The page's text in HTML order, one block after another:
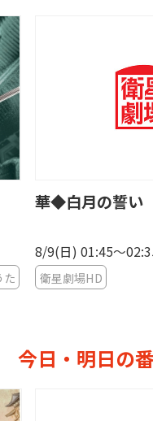
中国ドラマ「掌
8/9(日) 04:00〜
チャンネル銀河 歴史
今日・明日の